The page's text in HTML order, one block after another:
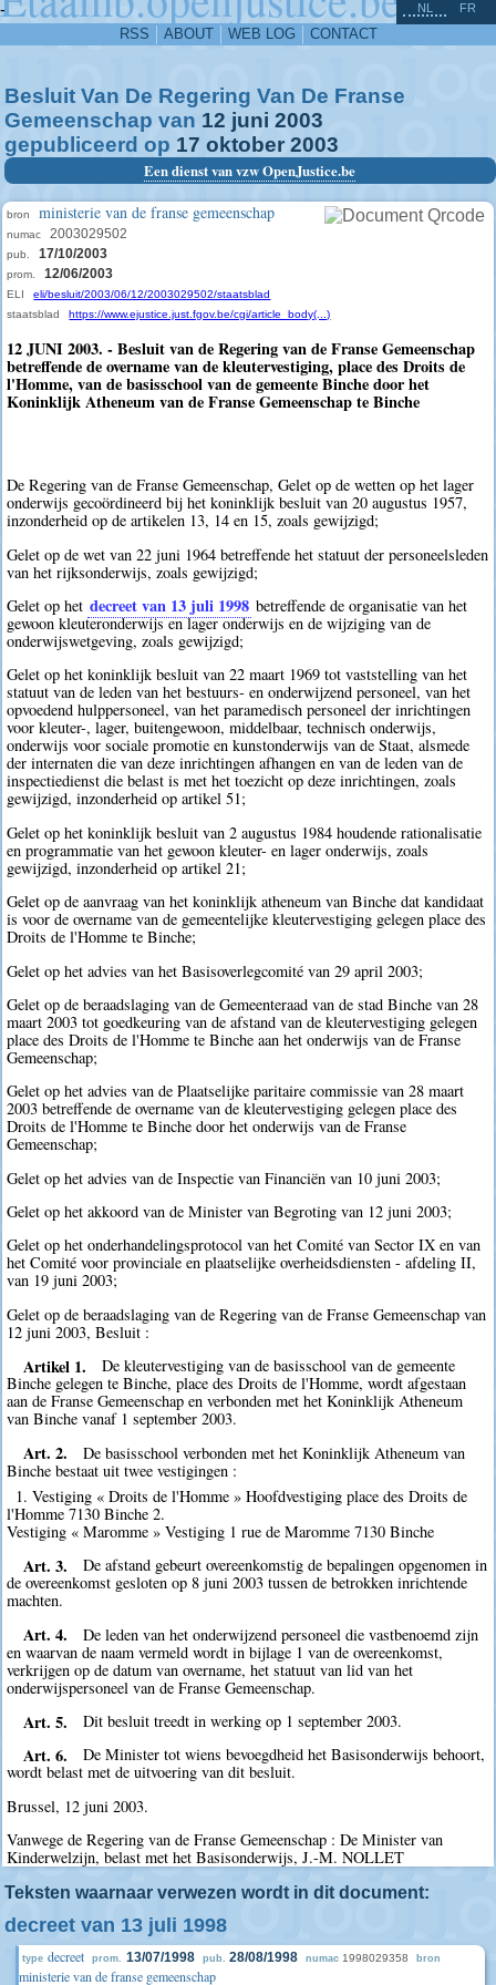
-
RSS ABOUT WEB LOG CONTACT
NL FR
Besluit Van De Regering Van De Franse
Gemeenschap van 12 juni 2003
gepubliceerd op 17 oktober 2003
Een dienst van vzw OpenJustice.be
bron ministerie van de franse gemeenschap
numac 2003029502
pub. 17/10/2003
prom. 12/06/2003
ELI
eli/besluit/2003/06/12/2003029502/staatsblad
staatsblad
https://www.ejustice.just.fgov.be/cgi/article_body(...)
12 JUNI 2003. - Besluit van de Regering van de Franse Gemeenschap
betreffende de overname van de kleutervestiging, place des Droits de
l'Homme, van de basisschool van de gemeente Binche door het
Koninklijk Atheneum van de Franse Gemeenschap te Binche
De Regering van de Franse Gemeenschap, Gelet op de wetten op het lager
onderwijs gecoördineerd bij het koninklijk besluit van 20 augustus 1957,
inzonderheid op de artikelen 13, 14 en 15, zoals gewijzigd;
Gelet op de wet van 22 juni 1964 betreffende het statuut der personeelsleden
van het rijksonderwijs, zoals gewijzigd;
Gelet op het decreet van 13 juli 1998 betreffende de organisatie van het
gewoon kleuteronderwijs en lager onderwijs en de wijziging van de
onderwijswetgeving, zoals gewijzigd;
Gelet op het koninklijk besluit van 22 maart 1969 tot vaststelling van het
statuut van de leden van het bestuurs- en onderwijzend personeel, van het
opvoedend hulppersoneel, van het paramedisch personeel der inrichtingen
voor kleuter-, lager, buitengewoon, middelbaar, technisch onderwijs,
onderwijs voor sociale promotie en kunstonderwijs van de Staat, alsmede
der internaten die van deze inrichtingen afhangen en van de leden van de
inspectiedienst die belast is met het toezicht op deze inrichtingen, zoals
gewijzigd, inzonderheid op artikel 51;
Gelet op het koninklijk besluit van 2 augustus 1984 houdende rationalisatie
en programmatie van het gewoon kleuter- en lager onderwijs, zoals
gewijzigd, inzonderheid op artikel 21;
Gelet op de aanvraag van het koninklijk atheneum van Binche dat kandidaat
is voor de overname van de gemeentelijke kleutervestiging gelegen place des
Droits de l'Homme te Binche;
Gelet op het advies van het Basisoverlegcomité van 29 april 2003;
Gelet op de beraadslaging van de Gemeenteraad van de stad Binche van 28
maart 2003 tot goedkeuring van de afstand van de kleutervestiging gelegen
place des Droits de l'Homme te Binche aan het onderwijs van de Franse
Gemeenschap;
Gelet op het advies van de Plaatselijke paritaire commissie van 28 maart
2003 betreffende de overname van de kleutervestiging gelegen place des
Droits de l'Homme te Binche door het onderwijs van de Franse
Gemeenschap;
Gelet op het advies van de Inspectie van Financiën van 10 juni 2003;
Gelet op het akkoord van de Minister van Begroting van 12 juni 2003;
Gelet op het onderhandelingsprotocol van het Comité van Sector IX en van
het Comité voor provinciale en plaatselijke overheidsdiensten - afdeling II,
van 19 juni 2003;
Gelet op de beraadslaging van de Regering van de Franse Gemeenschap van
12 juni 2003, Besluit :
Artikel 1.
De kleutervestiging van de basisschool van de gemeente
Binche gelegen te Binche, place des Droits de l'Homme, wordt afgestaan
aan de Franse Gemeenschap en verbonden met het Koninklijk Atheneum
van Binche vanaf 1 september 2003.
Art. 2.
De basisschool verbonden met het Koninklijk Atheneum van
Binche bestaat uit twee vestigingen :
1. Vestiging « Droits de l'Homme » Hoofdvestiging place des Droits de
l'Homme 7130 Binche 2.
Vestiging « Maromme » Vestiging 1 rue de Maromme 7130 Binche
Art. 3.
De afstand gebeurt overeenkomstig de bepalingen opgenomen in
de overeenkomst gesloten op 8 juni 2003 tussen de betrokken inrichtende
machten.
Art. 4.
De leden van het onderwijzend personeel die vastbenoemd zijn
en waarvan de naam vermeld wordt in bijlage 1 van de overeenkomst,
verkrijgen op de datum van overname, het statuut van lid van het
onderwijspersoneel van de Franse Gemeenschap.
Art. 5. Dit besluit treedt in werking op 1 september 2003.
Art. 6.
De Minister tot wiens bevoegdheid het Basisonderwijs behoort,
wordt belast met de uitvoering van dit besluit.
Brussel, 12 juni 2003.
Vanwege de Regering van de Franse Gemeenschap : De Minister van
Kinderwelzijn, belast met het Basisonderwijs, J.-M. NOLLET
Teksten waarnaar verwezen wordt in dit document:
decreet van 13 juli 1998
type decreet prom. 13/07/1998 pub. 28/08/1998 numac 1998029358 bron
ministerie van de franse gemeenschap
^